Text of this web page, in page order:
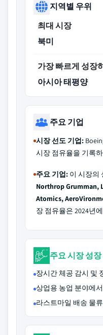
지역별 우위
최대 시장
북미
가장 빠르게 성장
아시아 태평양
주요 기업
시장 선도 기업:
시장 점유율을 기록
주요 기업: 이 시장의
Northrop Grumman,
Atomics,
장 점유율은 2024년에
주요 시장 성
장시간 체공 감시 및
상업용 농업 분야에
라스트마일 배송 물